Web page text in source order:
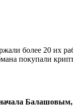
более 20 их
покупали